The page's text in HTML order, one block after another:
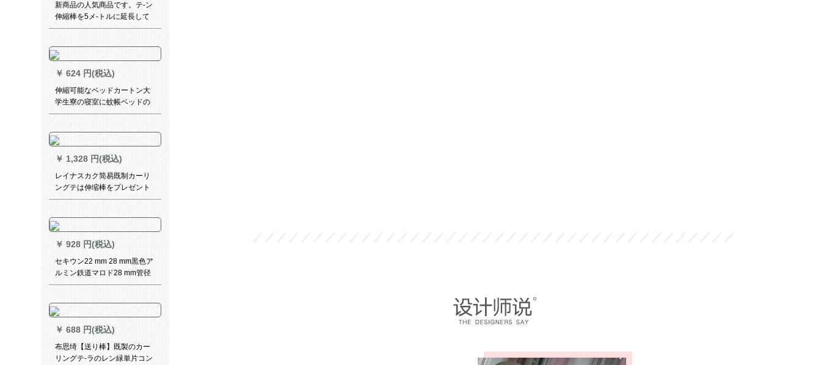
新商品の人気商品です。テ-ン
伸縮棒を5メ-トルに延長して
ください。クレーなのです。
アン寝室の窓からシリーバの
簡易軌道4メトルの白い棒を適
用します。壁から367-417 cm
を20ラウンドで送ります。
￥ 624 円(税込)
伸縮可能なベッドカートン大
学生寮の寝室に蚊帳ベッドの
カーターテンを下に置いて遮
ルドレイン1.1*1.4メトル0.8-
1.2 mベトド
￥ 1,328 円(税込)
レイナスカク简易既制カーリ
ングテは伸缩棒をプレゼント
するものです。完全に遮光し
ムッシュッシュがショーンが
ないコットンケースケースケ
ースケースケーステュー
2.4*1.8メトルの高さに伸縮棒
を送ります。
￥ 928 円(税込)
セキウン22 mm 28 mm黒色ア
ルミン鉄道マロド28 mm管径
黒ダブルード
￥ 688 円(税込)
布思绮【送り棒】既製のカー
リングテ-ラのレン緑単片コン